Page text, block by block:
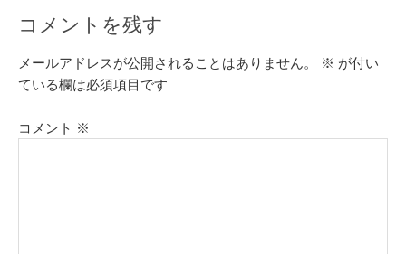
コメントを残す
メールアドレスが公開されることはありません。 ※ が付い
ている欄は必須項目です
コメント ※